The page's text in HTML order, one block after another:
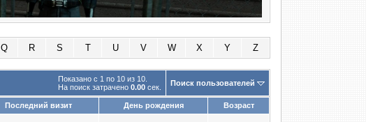
Q R S T U V W X Y Z
Показано с 1 по 10 из 10.
На поиск затрачено 0.00 сек. Поиск пользователей
Последний визит День рождения Возраст